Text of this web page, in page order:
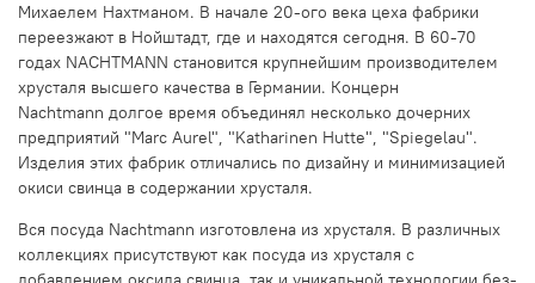
Михаелем Нахтманом. В начале 20-ого века цеха фабрики
переезжают в Нойштадт, где и находятся сегодня. В 60-70
годах NACHTMANN становится крупнейшим производителем
хрусталя высшего качества в Германии. Концерн
Nachtmann долгое время объединял несколько дочерних
предприятий "Marc Aurel", "Katharinen Hutte", "Spiegelau".
Изделия этих фабрик отличались по дизайну и минимизацией
окиси свинца в содержании хрусталя.
Вся посуда Nachtmann изготовлена из хрусталя. В различных
коллекциях присутствуют как посуда из хрусталя с